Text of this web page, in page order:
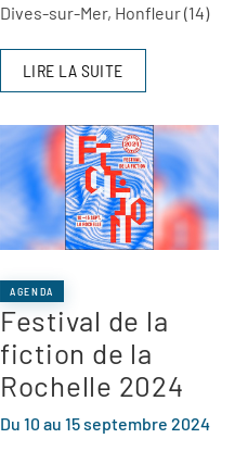
Dives-sur-Mer, Honfleur (14)
LIRE LA SUITE
AGENDA
Festival de la
fiction de la
Rochelle 2024
Du 10 au 15 septembre 2024